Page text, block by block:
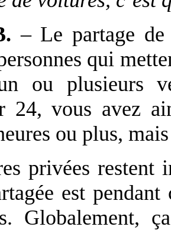
– Le partage de
qui
ou plusieurs
24, vous avez
ou plus,
privées restent
est
Globalement,